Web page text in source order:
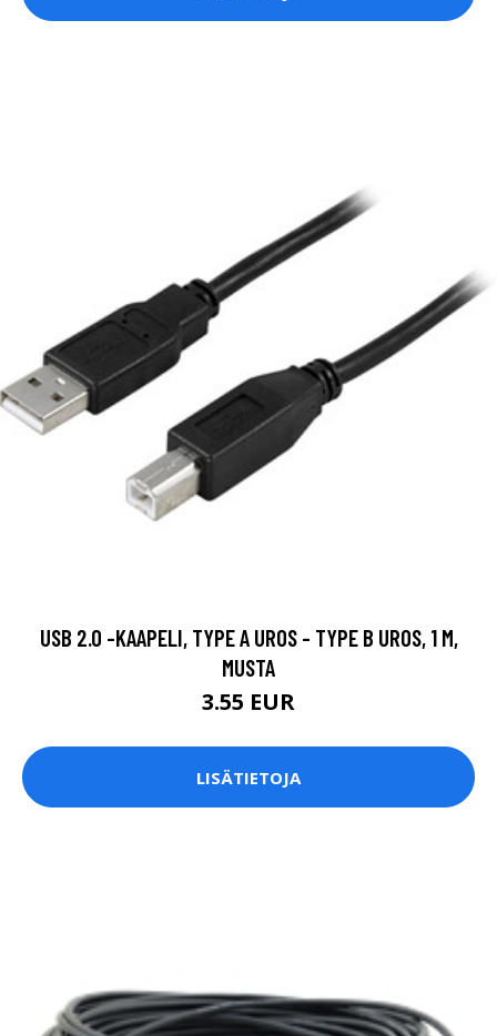
USB 2.0 -KAAPELI, TYPE A UROS - TYPE B UROS, 1 M,
MUSTA
3.55 EUR
LISÄTIETOJA